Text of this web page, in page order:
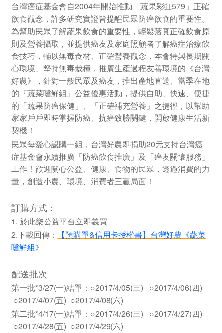
台灣癌症基金會自2004年開始推動「蔬果彩虹579」正確
飲食觀念，許多研究實證皆提醒民眾防癌飲食的重要性。
為幫助民眾了解蔬果飲食的重要性，輕鬆落實正確飲食原
則及營養攝取，並提供癌友及家庭照顧者了解癌症治療飲
食技巧，輔以無毒食材、正確營養觀念，本會特與長期關
心環境、堅持無毒栽種，推廣生產過程友善環境的《台灣
好農》，針對一般民眾及癌友，推出產地直送、當季在地
的『蔬菜嚐鮮組』公益優惠活動，提供自助、快速、便捷
的「蔬果防癌保健」、「正確補充營養」之捷徑，以幫助
家家戶戶即時掌握防癌、抗癌致勝關鍵，開啟健康生活新
契機！
民眾每愛心認購一組，台灣好農即捐助20元支持台灣癌
症基金會永續推廣「防癌飲食推廣」及「癌友關懷服務」
工作！歡迎關心公益、健康、食物的民眾，透過消費的力
量，創造小農、環境、消費者三贏局面！
訂購方式：
1. 於此樂公益平台立即義買
2.下載回傳：
【預購單&信用卡授權書】台灣好農《蔬菜
嚐鮮組》
配送批次
第一批*3/27(一)結單：○2017/4/05(三) ○2017/4/06(四)
○2017/4/07(五) ○2017/4/08(六)
第二批*4/17(一)結單：○2017/4/26(三) ○2017/4/27(四)
○2017/4/28(五) ○2017/4/29(六)